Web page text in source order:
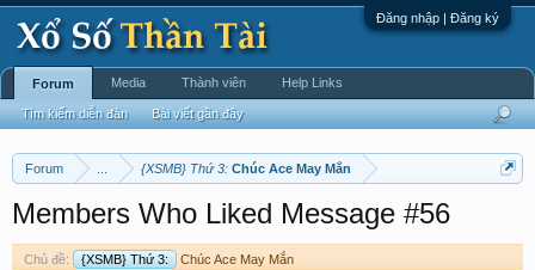
Đăng nhập | Đăng ký
Forum {XSMB} Thứ 3: Chúc Ace May Mắn
Members Who Liked Message #56
Chủ đề: {XSMB} Thứ 3: Chúc Ace May Mắn
Forum
Tìm kiếm diễn đàn Bài viết gần đây
Media Thành viên Help Links